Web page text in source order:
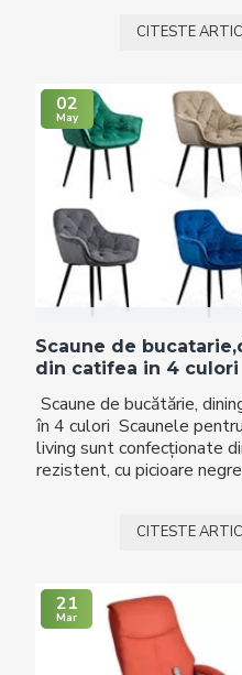
CITESTE
02
May
Scaune de
din catifea in 4 culori
Scaune de bucătărie,
în 4 culori Scaunele
living sunt confecționate
rezistent, cu picioare
CITESTE
21
Mar